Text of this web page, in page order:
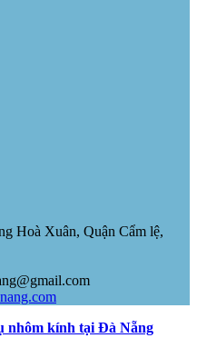
Hoà Xuân, Quận Cẩm lệ,
nhôm kính tại Đà Nẵng